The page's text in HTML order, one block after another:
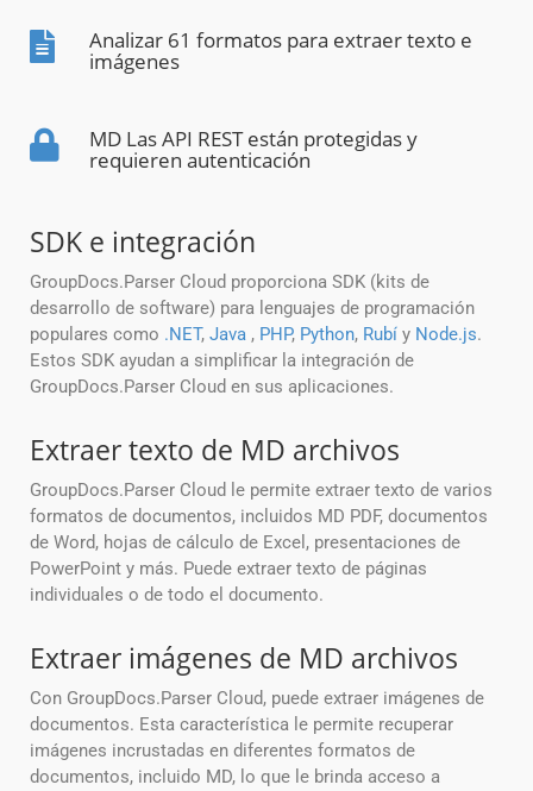
Analizar 61 formatos para extraer texto e
imágenes
MD Las API REST están protegidas y
requieren autenticación
SDK e integración
GroupDocs.Parser Cloud proporciona SDK (kits de
desarrollo de software) para lenguajes de programación
populares como .NET, Java , PHP, Python, Rubí y Node.js.
Estos SDK ayudan a simplificar la integración de
GroupDocs.Parser Cloud en sus aplicaciones.
Extraer texto de MD archivos
GroupDocs.Parser Cloud le permite extraer texto de varios
formatos de documentos, incluidos MD PDF, documentos
de Word, hojas de cálculo de Excel, presentaciones de
PowerPoint y más. Puede extraer texto de páginas
individuales o de todo el documento.
Extraer imágenes de MD archivos
Con GroupDocs.Parser Cloud, puede extraer imágenes de
documentos. Esta característica le permite recuperar
imágenes incrustadas en diferentes formatos de
documentos, incluido MD, lo que le brinda acceso a